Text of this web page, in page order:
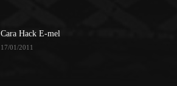
Cara Hack E-mel
17/01/2011